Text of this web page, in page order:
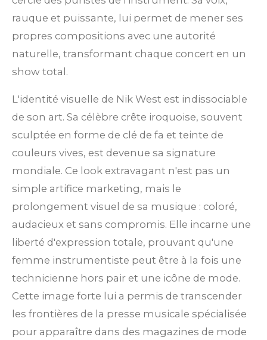
rauque et puissante, lui permet de mener ses
propres compositions avec une autorité
naturelle, transformant chaque concert en un
show total.
L'identité visuelle de Nik West est indissociable
de son art. Sa célèbre crête iroquoise, souvent
sculptée en forme de clé de fa et teinte de
couleurs vives, est devenue sa signature
mondiale. Ce look extravagant n'est pas un
simple artifice marketing, mais le
prolongement visuel de sa musique : coloré,
audacieux et sans compromis. Elle incarne une
liberté d'expression totale, prouvant qu'une
femme instrumentiste peut être à la fois une
technicienne hors pair et une icône de mode.
Cette image forte lui a permis de transcender
les frontières de la presse musicale spécialisée
pour apparaître dans des magazines de mode